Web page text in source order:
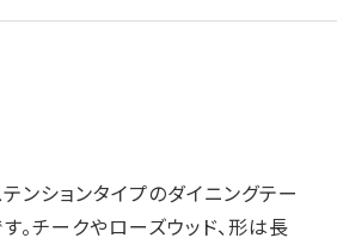
ンションタイプのダイニングテー
。チークやローズウッド、形は長